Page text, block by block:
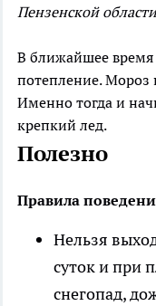
Пензенской
В ближайшее время
потепление. Мороз
Именно тогда и
крепкий лед.
Полезно
Правила
Нельзя
суток и при
снегопад,